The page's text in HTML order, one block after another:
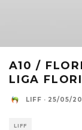
A10 /
LIGA
LIFF · 25/05/
LIFF